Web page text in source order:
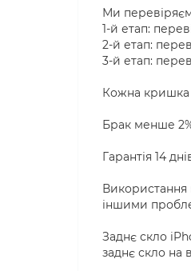
Ми
1-й етап:
2-й етап:
3-й етап:
Кожна кришка
Брак менше
Гарантія 14
Використання
іншими
Заднє скло
заднє скло на